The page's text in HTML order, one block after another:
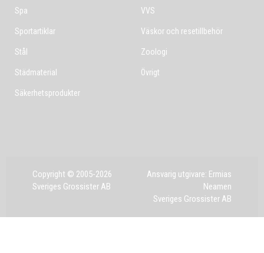
Spa
Sportartiklar
Stål
Städmaterial
Säkerhetsprodukter
VVS
Väskor och resetillbehör
Zoologi
Övrigt
Copyright © 2005-2026
Sveriges Grossister AB
Ansvarig utgivare: Ermias
Neamen
Sveriges Grossister AB